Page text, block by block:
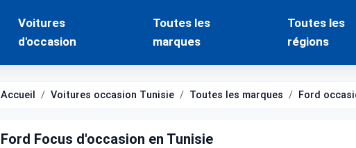
Voitures
d'occasion
Toutes les
marques
Toutes les
régions
Accueil Voitures occasion Tunisie Toutes les marques Ford
Ford Focus d'occasion en Tunisie